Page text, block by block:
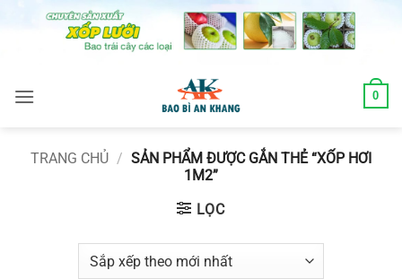
0
TRANG CHỦ / SẢN PHẨM ĐƯỢC GẮN THẺ “XỐP HƠI
1M2”
LỌC